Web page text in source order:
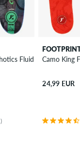
Fluid X Low Soletta
Camo King
24,99 EUR